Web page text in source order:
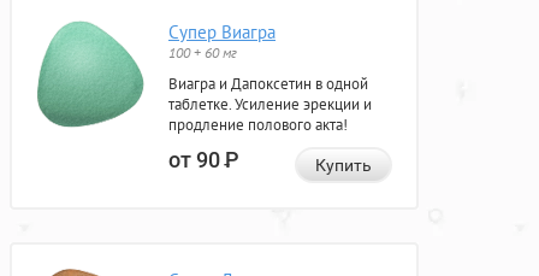
Супер Виагра
100 + 60 мг
Виагра и Дапоксетин в одной
таблетке. Усиление эрекции и
продление полового акта!
от 90Р Купить